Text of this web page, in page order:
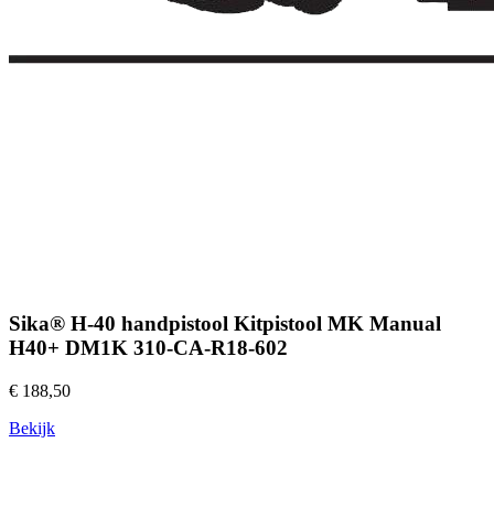
Sika® H-40 handpistool Kitpistool MK Manual
H40+ DM1K 310-CA-R18-602
€ 188,50
Bekijk